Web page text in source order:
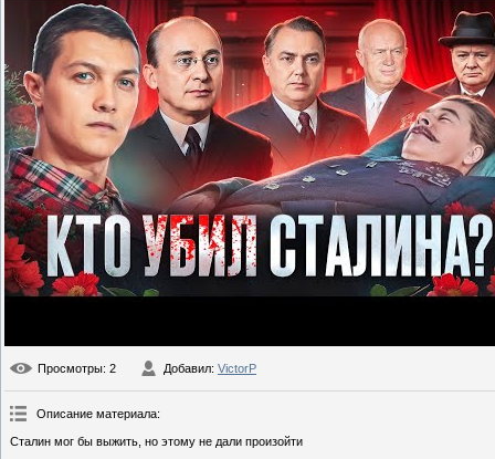
Просмотры: 2 Добавил: VictorP
Описание материала:
Сталин мог бы выжить, но этому не дали произойти